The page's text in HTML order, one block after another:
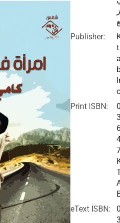
Publisher:
t
Print ISBN:
eText ISBN: